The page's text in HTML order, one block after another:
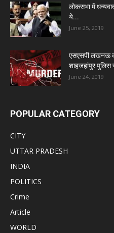
लोकसभा में
ये...
June 25, 2019
एसएसपी लखनऊ
शाहजहांपुर पुलिस
June 24, 2019
POPULAR CATEGORY
CITY
UTTAR PRADESH
INDIA
POLITICS
Crime
Article
WORLD